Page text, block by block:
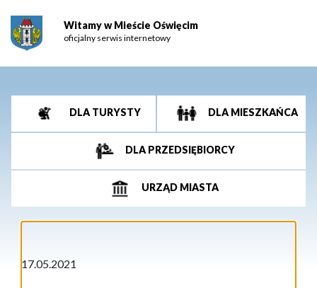
Witamy w Mieście Oświęcim
oficjalny serwis internetowy
DLA TURYSTY DLA MIESZKAŃCA
DLA PRZEDSIĘBIORCY
URZĄD MIASTA
17.05.2021